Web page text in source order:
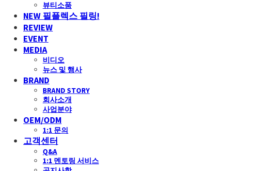
뷰티소품
NEW 필플렉스 필링!
REVIEW
EVENT
MEDIA
비디오
뉴스 및 행사
BRAND
BRAND STORY
회사소개
사업분야
OEM/ODM
1:1 문의
고객센터
Q&A
1:1 멘토링 서비스